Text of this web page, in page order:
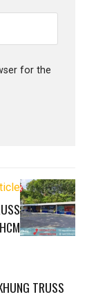
for the
TRUSS